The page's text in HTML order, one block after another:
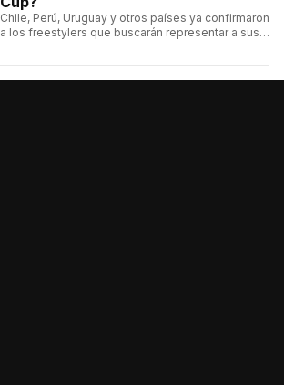
Chile, Perú, Uruguay y otros países ya confirmaron
a los freestylers que buscarán representar a sus